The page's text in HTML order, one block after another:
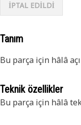
İPTAL EDİLDİ
Tanım
Bu parça için hâlâ
Teknik özellikler
Bu parça için hâlâ